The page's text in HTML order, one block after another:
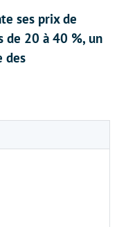
ses prix de
de 20 à 40 %, un
des